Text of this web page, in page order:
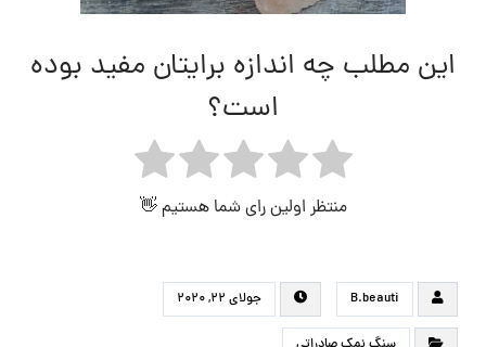
این مطلب چه اندازه برایتان مفید بوده
است؟
منتظر اولین رای شما هستیم 👋
B.beauti جولای ۲۲, ۲۰۲۰